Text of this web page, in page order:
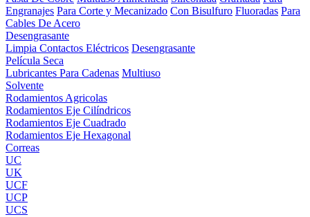
Engranajes Para Corte y Mecanizado Con Bisulfuro Fluoradas Para
Cables De Acero
Desengrasante
Limpia Contactos Eléctricos Desengrasante
Película Seca
Lubricantes Para Cadenas Multiuso
Solvente
Rodamientos Agricolas
Rodamientos Eje Cilíndricos
Rodamientos Eje Cuadrado
Rodamientos Eje Hexagonal
Correas
UC
UK
UCF
UCP
UCS